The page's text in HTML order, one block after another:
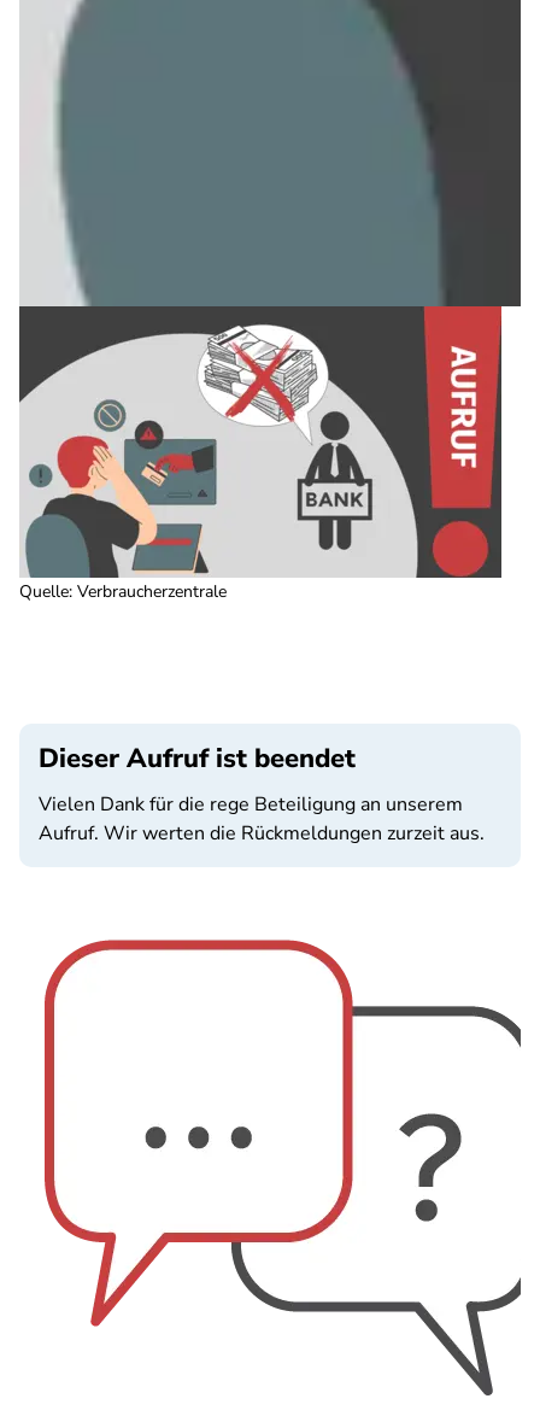
Quelle: Verbraucherzentrale
Dieser Aufruf ist beendet
Vielen Dank für die rege Beteiligung an unserem
Aufruf. Wir werten die Rückmeldungen zurzeit aus.